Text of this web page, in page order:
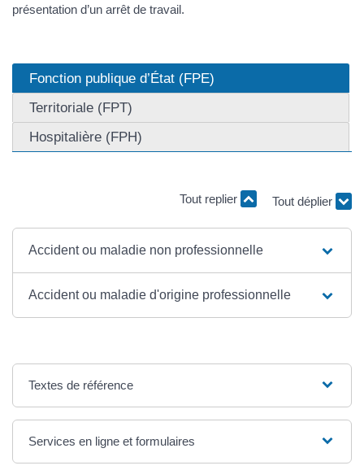
présentation d’un arrêt de travail.
Fonction publique d’État (FPE)
Territoriale (FPT)
Hospitalière (FPH)
Tout replier Tout déplier
Accident ou maladie non professionnelle
Accident ou maladie d'origine professionnelle
Textes de référence
Services en ligne et formulaires